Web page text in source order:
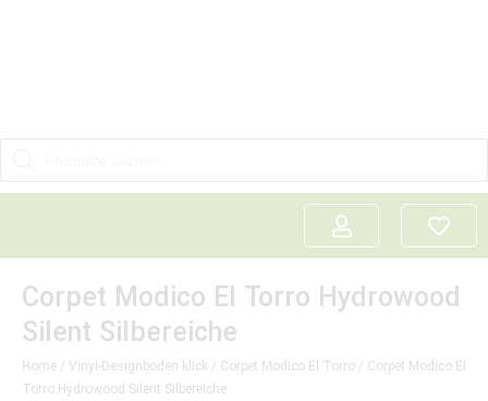
Corpet Modico El Torro Hydrowood
Silent Silbereiche
Home / Vinyl-Designboden klick / Corpet Modico El Torro / Corpet Modico El
Torro Hydrowood Silent Silbereiche